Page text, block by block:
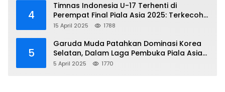
4
Timnas Indonesia U-17 Terhenti di
Perempat Final Piala Asia 2025: Terkecoh
Korea Utara
15 April 2025 1788
5
Garuda Muda Patahkan Dominasi Korea
Selatan, Dalam Laga Pembuka Piala Asia
2025 U-17
5 April 2025 1770